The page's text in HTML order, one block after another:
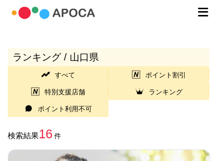
ランキング / 山口県
すべて ポイント割引
特別支援店舗 ランキング
ポイント利用不可
検索結果16 件